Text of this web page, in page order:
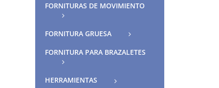
FORNITURAS DE MOVIMIENTO
FORNITURA GRUESA
FORNITURA PARA BRAZALETES
HERRAMIENTAS